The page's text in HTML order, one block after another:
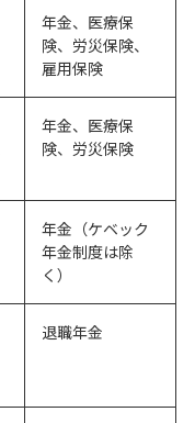
年金、医療保
険、労災保険、
雇用保険
年金、医療保
険、労災保険
年金（ケベック
年金制度は除
く）
退職年金